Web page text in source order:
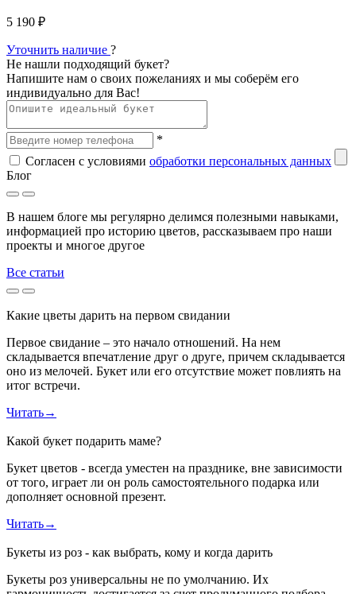
5 190 ₽
Уточнить наличие ?
Не нашли подходящий букет?
Напишите нам о своих пожеланиях и мы соберём его
индивидуально для Вас!
*
Согласен с условиями обработки персональных данных
Блог
В нашем блоге мы регулярно делимся полезными навыками,
информацией про историю цветов, рассказываем про наши
проекты и многое другое
Все статьи
Какие цветы дарить на первом свидании
Первое свидание – это начало отношений. На нем
складывается впечатление друг о друге, причем складывается
оно из мелочей. Букет или его отсутствие может повлиять на
итог встречи.
Читать→
Какой букет подарить маме?
Букет цветов - всегда уместен на празднике, вне зависимости
от того, играет ли он роль самостоятельного подарка или
дополняет основной презент.
Читать→
Букеты из роз - как выбрать, кому и когда дарить
Букеты роз универсальны не по умолчанию. Их